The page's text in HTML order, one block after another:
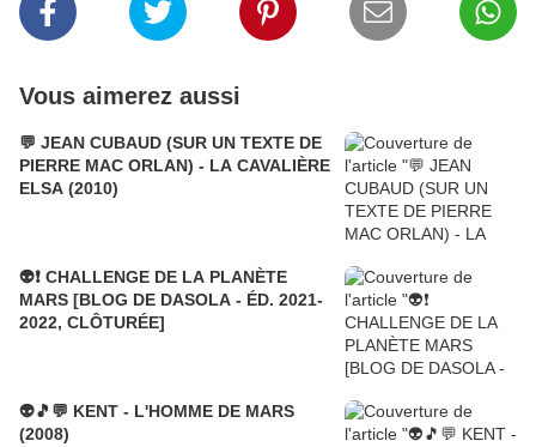
Vous aimerez aussi
💬 JEAN CUBAUD (SUR UN TEXTE DE
PIERRE MAC ORLAN) - LA CAVALIÈRE
ELSA (2010)
👽❗ CHALLENGE DE LA PLANÈTE
MARS [BLOG DE DASOLA - ÉD. 2021-
2022, CLÔTURÉE]
👽🎵💬 KENT - L'HOMME DE MARS
(2008)